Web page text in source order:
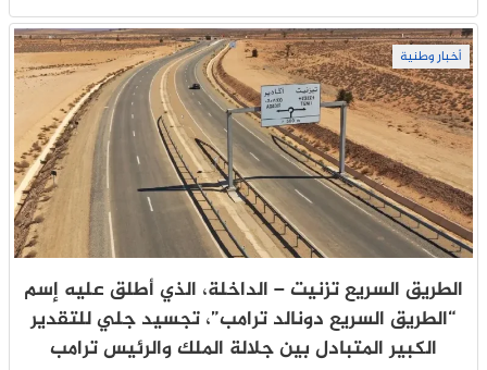
أخبار وطنية
الطريق السريع تزنيت – الداخلة، الذي أطلق عليه إسم
“الطريق السريع دونالد ترامب”، تجسيد جلي للتقدير
الكبير المتبادل بين جلالة الملك والرئيس ترامب